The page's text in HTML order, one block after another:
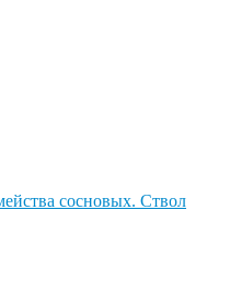
сосновых. Ствол